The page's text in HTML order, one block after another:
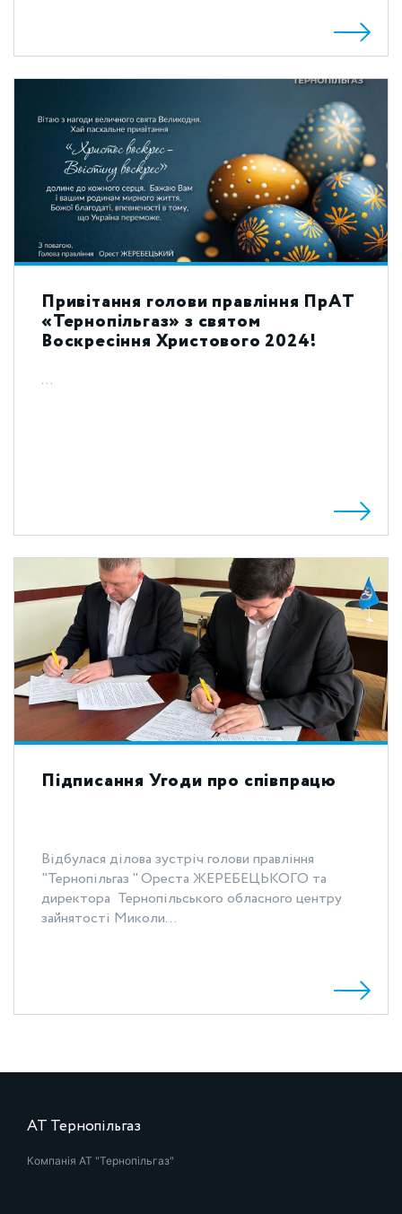
Привітання голови правління ПрАТ
«Тернопільгаз» з святом
Воскресіння Христового 2024!
...
Підписання Угоди про співпрацю
Відбулася ділова зустріч голови правління
"Тернопільгаз " Ореста ЖЕРЕБЕЦЬКОГО та
директора Тернопільського обласного центру
зайнятості Миколи...
АТ Тернопільгаз
Компанія АТ "Тернопільгаз"